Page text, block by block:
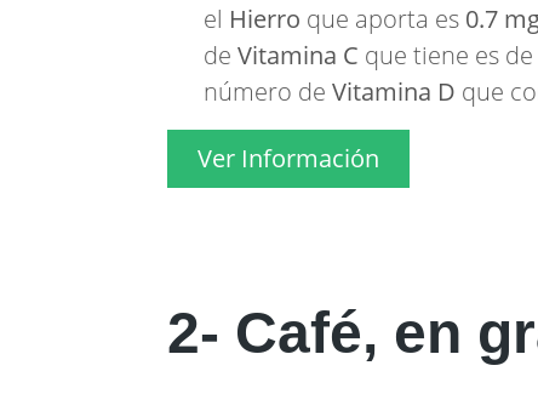
el Hierro que aporta es 0.7
deVitamina C que tiene es de
número deVitamina D que
Ver Información
2- Café, en